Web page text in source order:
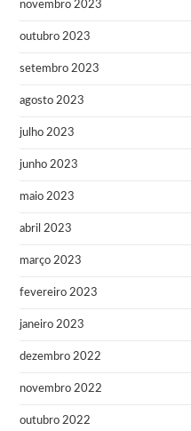
novembro 2023
outubro 2023
setembro 2023
agosto 2023
julho 2023
junho 2023
maio 2023
abril 2023
março 2023
fevereiro 2023
janeiro 2023
dezembro 2022
novembro 2022
outubro 2022